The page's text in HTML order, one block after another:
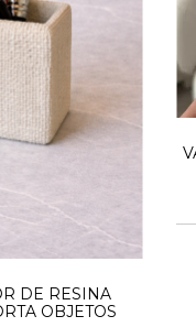
DE RESINA
OBJETOS